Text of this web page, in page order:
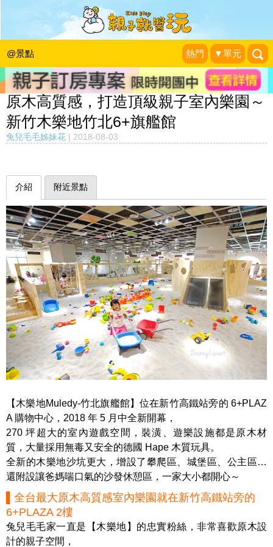
@景點 熱門 ▼單元
原木高質感，打造頂級親子室內樂園～
新竹木樂地竹北6+旗艦館
兔兒毛毛姊妹花 2018-08-03
介紹 附近景點
【木樂地Muledy-竹北旗艦館】位在新竹高鐵站旁的 6+PLAZ
A 購物中心，2018 年 5 月中全新開幕，
270 坪超大的室內遊戲空間，裝潢、遊樂設施都是原木材
質，大量採用無毒又安全的德國 Hape 木質玩具。
全新的木樂地沙坑更大，增設了攀爬區、城堡區、公主區…
還附設讓爸媽喘口氣的沙發休憩區，一家大小都開心～
▌全台最大原木高質感室內樂園就在新竹高鐵站旁的
6+PLAZA 2樓
兔兒毛毛家一直是【木樂地】的忠實粉絲，非常喜歡原木設
計的親子空間，